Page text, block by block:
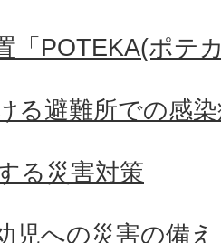
「POTEKA(ポテ
る避難所での感
る災害対策
児への災害の備え